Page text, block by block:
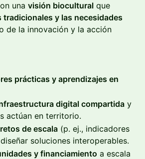
una visión biocultural que
tradicionales y las necesidades
de la innovación y la acción
prácticas y aprendizajes en
digital compartida y
actúan en territorio.
de escala (p. ej., indicadores
soluciones interoperables.
y financiamiento a escala